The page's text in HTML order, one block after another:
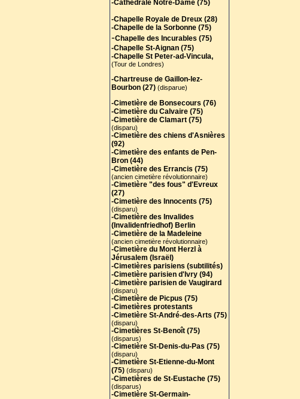
-Cathédrale Notre-Dame (75)
-Chapelle Royale de Dreux (28)
-Chapelle de la Sorbonne (75)
-Chapelle des Incurables (75)
-Chapelle St-Aignan (75)
-Chapelle St Peter-ad-Vincula,
(Tour de Londres)
-Chartreuse de Gaillon-lez-
Bourbon (27) (disparue)
-Cimetière de Bonsecours (76)
-Cimetière du Calvaire (75)
-Cimetière de Clamart (75)
(disparu)
-Cimetière des chiens d'Asnières
(92)
-Cimetière des enfants de Pen-
Bron (44)
-Cimetière des Errancis (75)
(ancien cimetière révolutionnaire)
-Cimetière "des fous" d'Evreux
(27)
-Cimetière des Innocents (75)
(disparu)
-Cimetière des Invalides
(Invalidenfriedhof) Berlin
-Cimetière de la Madeleine
(ancien cimetière révolutionnaire)
-Cimetière du Mont Herzl à
Jérusalem (Israël)
-Cimetières parisiens (subtilités)
-Cimetière parisien d'Ivry (94)
-Cimetière parisien de Vaugirard
(disparu)
-Cimetière de Picpus (75)
-Cimetières protestants
-Cimetière St-André-des-Arts (75)
(disparu)
-Cimetières St-Benoît (75)
(disparus)
-Cimetière St-Denis-du-Pas (75)
(disparu)
-Cimetière St-Etienne-du-Mont
(75) (disparu)
-Cimetières de St-Eustache (75)
(disparus)
-Cimetière St-Germain-